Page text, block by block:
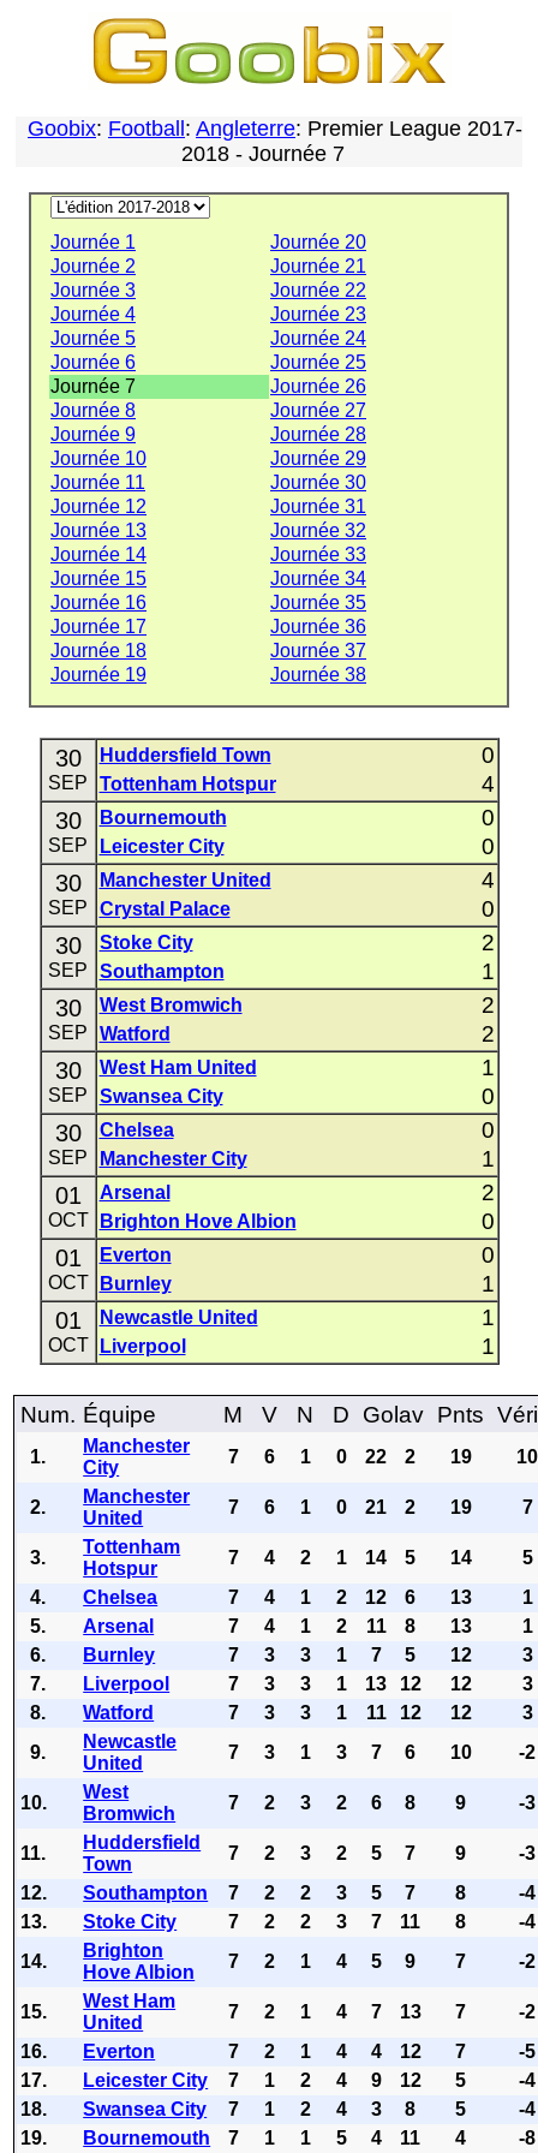
Goobix: Football : Angleterre: Premier League 2017-
2018 - Journée 7
Journée 1
Journée 20
Journée 2
Journée 21
Journée 3
Journée 22
Journée 4
Journée 23
Journée 5
Journée 24
Journée 6
Journée 25
Journée 7
Journée 26
Journée 8
Journée 27
Journée 9
Journée 28
Journée 10
Journée 29
Journée 11
Journée 30
Journée 12
Journée 31
Journée 13
Journée 32
Journée 14
Journée 33
Journée 15
Journée 34
Journée 16
Journée 35
Journée 17
Journée 36
Journée 18
Journée 37
Journée 19
Journée 38
30
SEP
Huddersfield Town 0
Tottenham Hotspur 4
30
SEP
Bournemouth 0
Leicester City 0
30
SEP
Manchester United 4
Crystal Palace 0
30
SEP
Stoke City 2
Southampton 1
30
SEP
West Bromwich 2
Watford 2
30
SEP
West Ham United 1
Swansea City 0
30
SEP
Chelsea 0
Manchester City 1
01
OCT
Arsenal 2
Brighton Hove Albion 0
01
OCT
Everton 0
Burnley 1
01
OCT
Newcastle United 1
Liverpool 1
Num. Équipe M V N D Golav Pnts
1.
Manchester
City
7 6 1 0 22 2 19 10
2.
Manchester
United
7 6 1 0 21 2 19 7
3.
Tottenham
Hotspur
7 4 2 1 14 5 14
5
4.
Chelsea 7 4 1 2 12 6 13
1
5.
Arsenal 7 4 1 2 11 8 13
1
6.
Burnley 7 3 3 1 7 5 12
3
7.
Liverpool 7 3 3 1 13 12 12
3
8.
Watford 7 3 3 1 11 12 12
3
9.
Newcastle
United
7 3 1 3 7 6 10 -2
10.
West
Bromwich
7 2 3 2 6 8 9 -3
11.
Huddersfield
Town
7 2 3 2 5 7 9
-3
12.
Southampton 7 2 2 3 5 7 8
-4
13.
Stoke City 7 2 2 3 7 11 8
-4
14.
Brighton
Hove Albion
7 2 1 4 5 9 7 -2
15.
West Ham
United
7 2 1 4 7 13 7
-2
16.
Everton 7 2 1 4 4 12 7
-5
17.
Leicester City 7 1 2 4 9 12 5
-4
18.
Swansea City 7 1 2 4 3 8 5
-4
19.
Bournemouth 7 1 1 5 4 11 4 -8